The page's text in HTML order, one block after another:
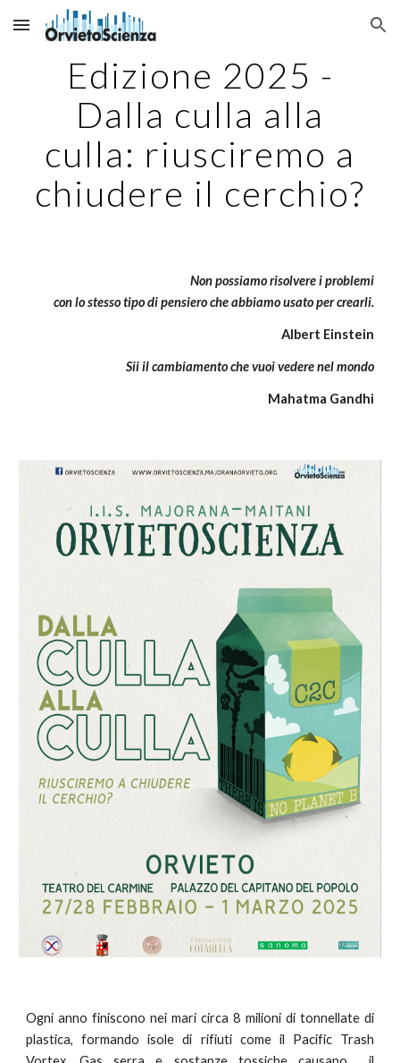
Skip to main content Skip to navigation
Edizione 2025 -
Dalla culla alla
culla: riusciremo a
chiudere il cerchio?
Non possiamo risolvere i problemi
con lo stesso tipo di pensiero che abbiamo usato per crearli.
Albert Einstein
Sii il cambiamento che vuoi vedere nel mondo
Mahatma Gandhi
Ogni anno finiscono nei mari circa 8 milioni di tonnellate di
plastica, formando isole di rifiuti come il Pacific Trash